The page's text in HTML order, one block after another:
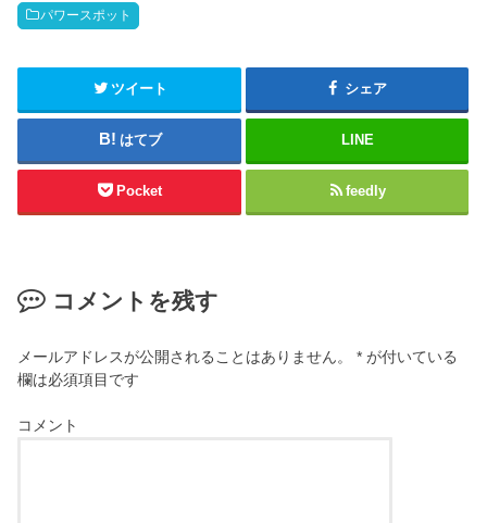
パワースポット
ツイート シェア
はてブ LINE
Pocket feedly
コメントを残す
メールアドレスが公開されることはありません。 * が付いている
欄は必須項目です
コメント